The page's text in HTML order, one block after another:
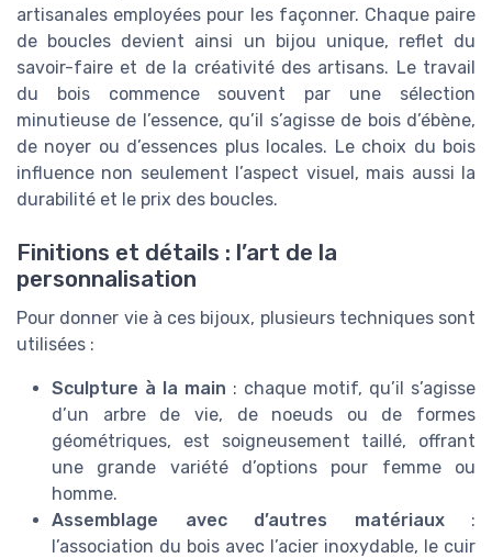
artisanales employées pour les façonner. Chaque paire
de boucles devient ainsi un bijou unique, reflet du
savoir-faire et de la créativité des artisans. Le travail
du bois commence souvent par une sélection
minutieuse de l’essence, qu’il s’agisse de bois d’ébène,
de noyer ou d’essences plus locales. Le choix du bois
influence non seulement l’aspect visuel, mais aussi la
durabilité et le prix des boucles.
Finitions et détails : l’art de la
personnalisation
Pour donner vie à ces bijoux, plusieurs techniques sont
utilisées :
Sculpture à la main : chaque motif, qu’il s’agisse
d’un arbre de vie, de noeuds ou de formes
géométriques, est soigneusement taillé, offrant
une grande variété d’options pour femme ou
homme.
Assemblage avec d’autres matériaux:
l’association du bois avec l’acier inoxydable, le cuir